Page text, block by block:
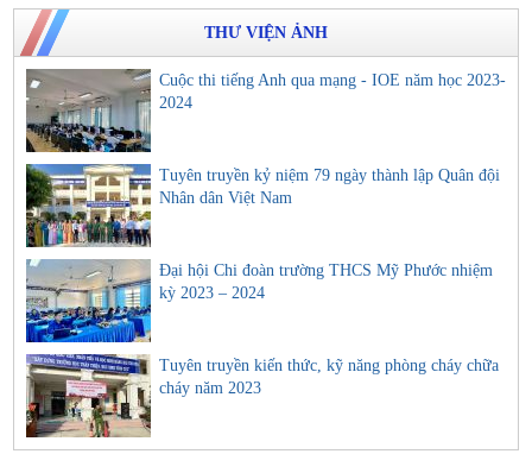
THƯ VIỆN ẢNH
Cuộc thi tiếng Anh qua mạng - IOE năm học 2023-
2024
Tuyên truyền kỷ niệm 79 ngày thành lập Quân đội
Nhân dân Việt Nam
Đại hội Chi đoàn trường THCS Mỹ Phước nhiệm
kỳ 2023 – 2024
Tuyên truyền kiến thức, kỹ năng phòng cháy chữa
cháy năm 2023